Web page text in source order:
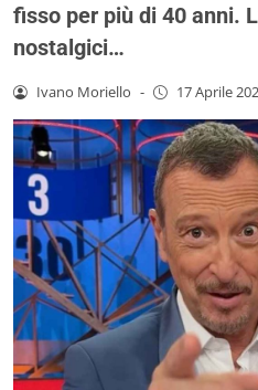
fisso per più di 40 anni.
nostalgici…
Ivano Moriello - 17 Aprile